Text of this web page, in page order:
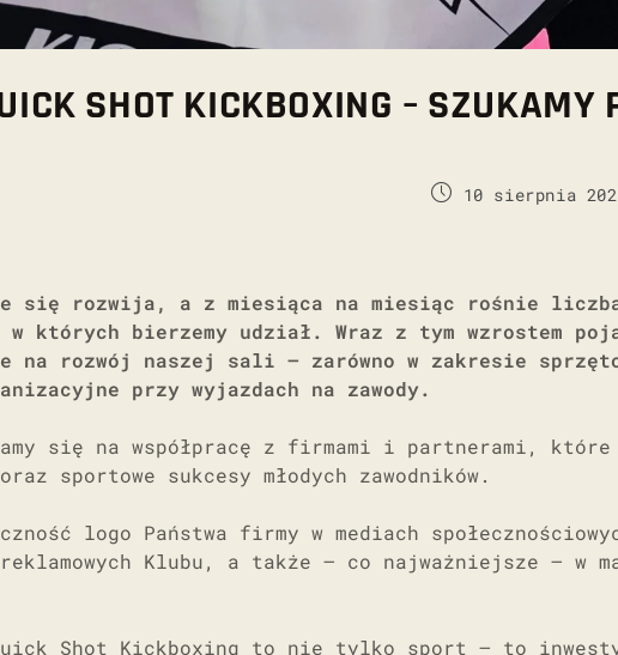
SHOT KICKBOXING – SZUKAMY
10 sierpnia
się rozwija, a z miesiąca na miesiąc rośnie
których bierzemy udział. Wraz z tym wzrostem
na rozwój naszej sali – zarówno w zakresie
przy wyjazdach na zawody.
się na współpracę z firmami i partnerami, które
sportowe sukcesy młodych zawodników.
logo Państwa firmy w mediach
Klubu, a także – co najważniejsze – w
Quick Shot Kickboxing to nie tylko sport – to